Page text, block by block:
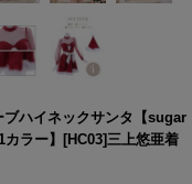
ブハイネックサンタ【sugar
ラー】[HC03]三上悠亜着